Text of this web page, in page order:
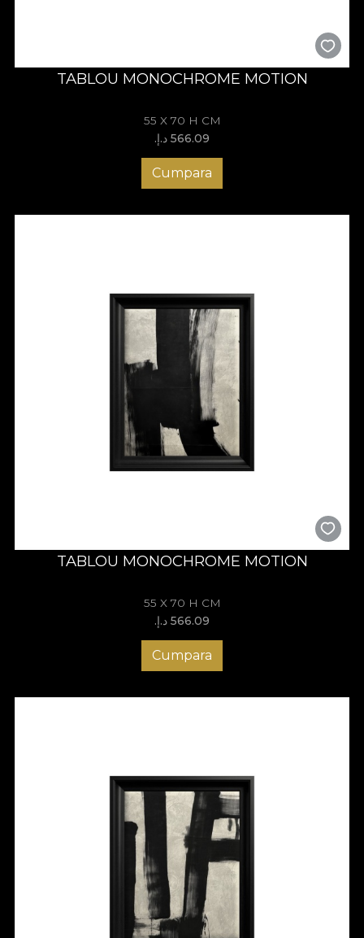
TABLOU MONOCHROME MOTION
55 X 70 H CM
566.09 د.إ.‏
Cumpara
TABLOU MONOCHROME MOTION
55 X 70 H CM
566.09 د.إ.‏
Cumpara